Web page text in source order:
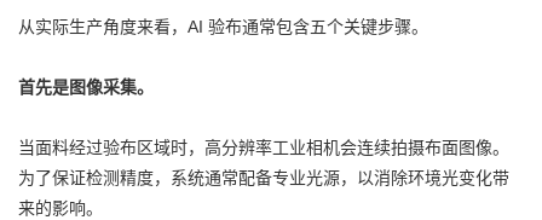
从实际生产角度来看，AI 验布通常包含五个关键步骤。
首先是图像采集。
当面料经过验布区域时，高分辨率工业相机会连续拍摄布面图像。
为了保证检测精度，系统通常配备专业光源，以消除环境光变化带
来的影响。